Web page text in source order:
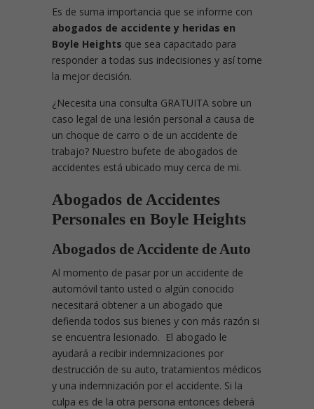
Es de suma importancia que se informe con
abogados de accidente y heridas en
Boyle Heights que sea capacitado para
responder a todas sus indecisiones y así tome
la mejor decisión.
¿Necesita una consulta GRATUITA sobre un
caso legal de una lesión personal a causa de
un choque de carro o de un accidente de
trabajo? Nuestro bufete de abogados de
accidentes está ubicado muy cerca de mi.
Abogados de Accidentes
Personales en Boyle Heights
Abogados de Accidente de Auto
Al momento de pasar por un accidente de
automóvil tanto usted o algún conocido
necesitará obtener a un abogado que
defienda todos sus bienes y con más razón si
se encuentra lesionado. El abogado le
ayudará a recibir indemnizaciones por
destrucción de su auto, tratamientos médicos
y una indemnización por el accidente. Si la
culpa es de la otra persona entonces deberá